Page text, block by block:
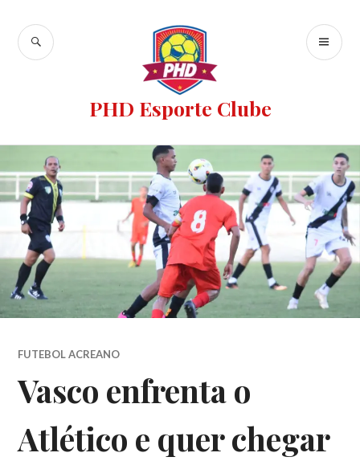
PHD Esporte Clube
FUTEBOL ACREANO
Vasco enfrenta o
Atlético e quer chegar